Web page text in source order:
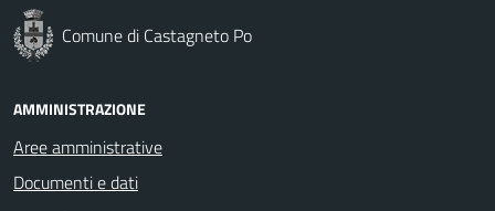
Comune di Castagneto Po
AMMINISTRAZIONE
Aree amministrative
Documenti e dati